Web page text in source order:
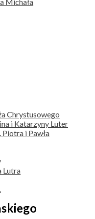
Chrystusowego
i Katarzyny Luter
i Pawła
Lutra